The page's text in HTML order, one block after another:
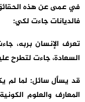
في عمى عن هذه
فالديانات جاءت لكي:
تعرف الإنسان بربه،
السعادة، جاءت لتطرح
قد يسأل سائل: لما لم
المعارف والعلوم